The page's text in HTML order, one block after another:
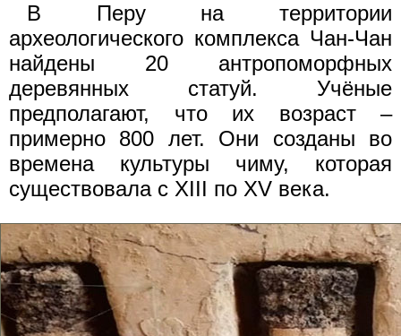
В Перу на территории
археологического комплекса Чан-Чан
найдены 20 антропоморфных
деревянных статуй. Учёные
предполагают, что их возраст –
примерно 800 лет. Они созданы во
времена культуры чиму, которая
существовала с XIII по XV века.